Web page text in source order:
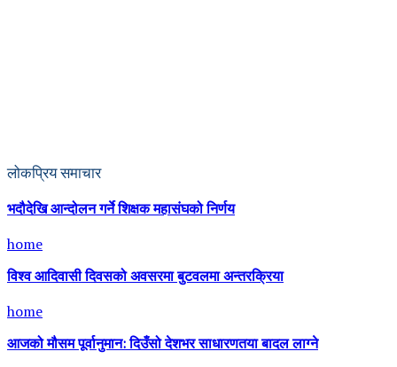
लोकप्रिय समाचार
भदौदेखि आन्दोलन गर्ने शिक्षक महासंघको निर्णय
home
विश्व आदिवासी दिवसको अवसरमा बुटवलमा अन्तरक्रिया
home
आजको मौसम पूर्वानुमान: दिउँसो देशभर साधारणतया बादल लाग्ने